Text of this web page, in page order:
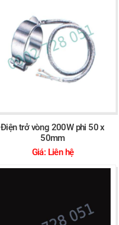
Điện trở vòng 200W phi 50 x
50mm
Giá: Liên hệ